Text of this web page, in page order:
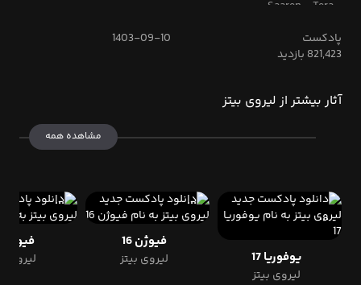
▫️ Bex - Uptown
▫️ Hooman - Delam Az Donya Gerefte
▫️ Amir Tataloo - Raftanet
پادکست
1403-09-10
821,423 بازدید
آثار بیشتر از لیروی بیتز
مشاهده همه
یوفوریا 17
لیروی بیتز
فیوژن 16
لیروی بیتز
فیوژن 15
لیروی